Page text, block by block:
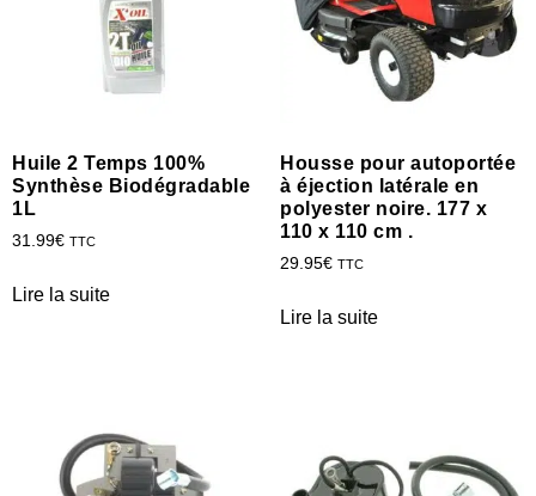
Huile 2 Temps 100%
Synthèse Biodégradable
1L
31.99€ TTC
Lire la suite
Housse pour autoportée
à éjection latérale en
polyester noire. 177 x
110 x 110 cm .
29.95€ TTC
Lire la suite